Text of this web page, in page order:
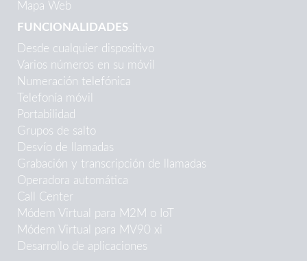
Mapa Web
FUNCIONALIDADES
Desde cualquier dispositivo
Varios números en su móvil
Numeración telefónica
Telefonía móvil
Portabilidad
Grupos de salto
Desvío de llamadas
Grabación y transcripción de llamadas
Operadora automática
Call Center
Módem Virtual para M2M o IoT
Módem Virtual para MV90 xi
Desarrollo de aplicaciones